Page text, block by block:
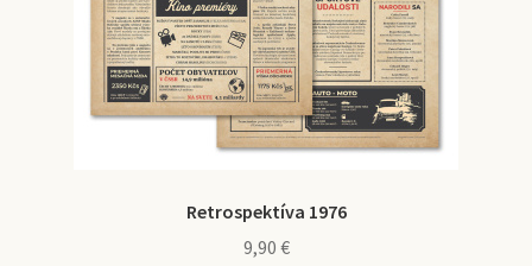
Retrospektíva 1976
9,90 €